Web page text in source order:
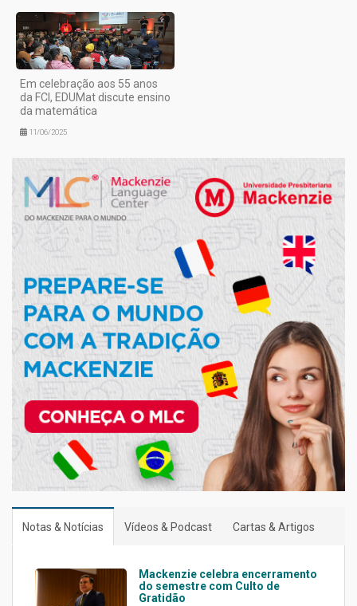
Em celebração aos 55 anos
da FCI, EDUMat discute ensino
da matemática
11/06/2025
Notas & Notícias Vídeos & Podcast Cartas & Artigos
Mackenzie celebra encerramento
do semestre com Culto de
Gratidão